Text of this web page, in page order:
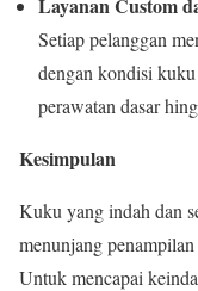
Setiap pelanggan
dengan kondisi
perawatan dasar
Kesimpulan
Kuku yang indah dan
menunjang
Untuk mencapai